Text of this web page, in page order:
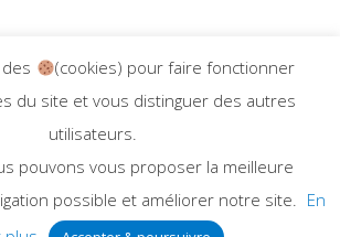
— trulypremium WordPress themes
(cookies) pour faire fonctionner
du site et vous distinguer des autres
utilisateurs.
pouvons vous proposer la meilleure
possible et améliorer notre site. En